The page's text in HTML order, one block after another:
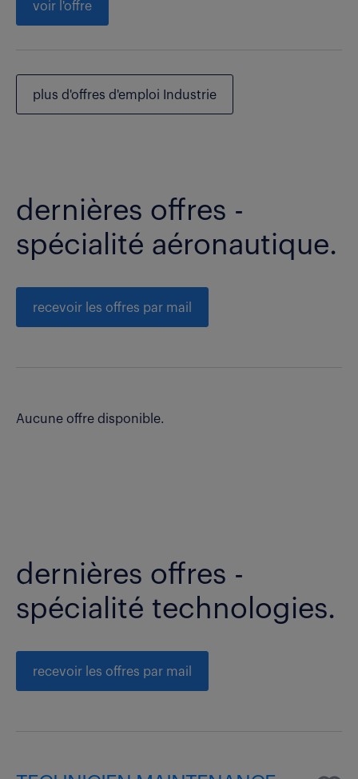
voir l'offre
plus d'offres d'emploi Industrie
dernières offres -
spécialité aéronautique.
recevoir les offres par mail
Aucune offre disponible.
dernières offres -
spécialité technologies.
recevoir les offres par mail